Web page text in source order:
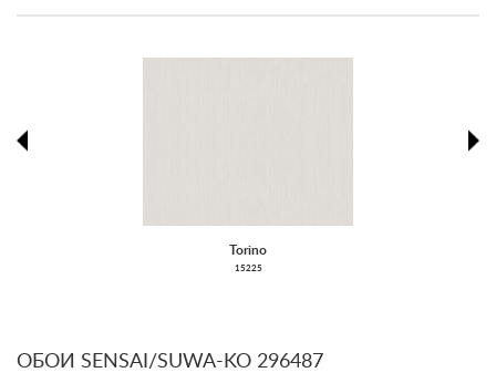
Torino
15225
ОБОИ SENSAI/SUWA-KO 296487